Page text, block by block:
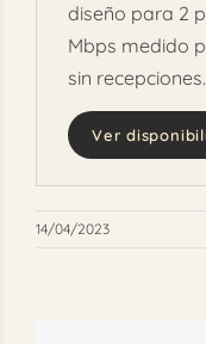
diseño para 2
Mbps medido
sin recepciones.
Ver
14/04/2023